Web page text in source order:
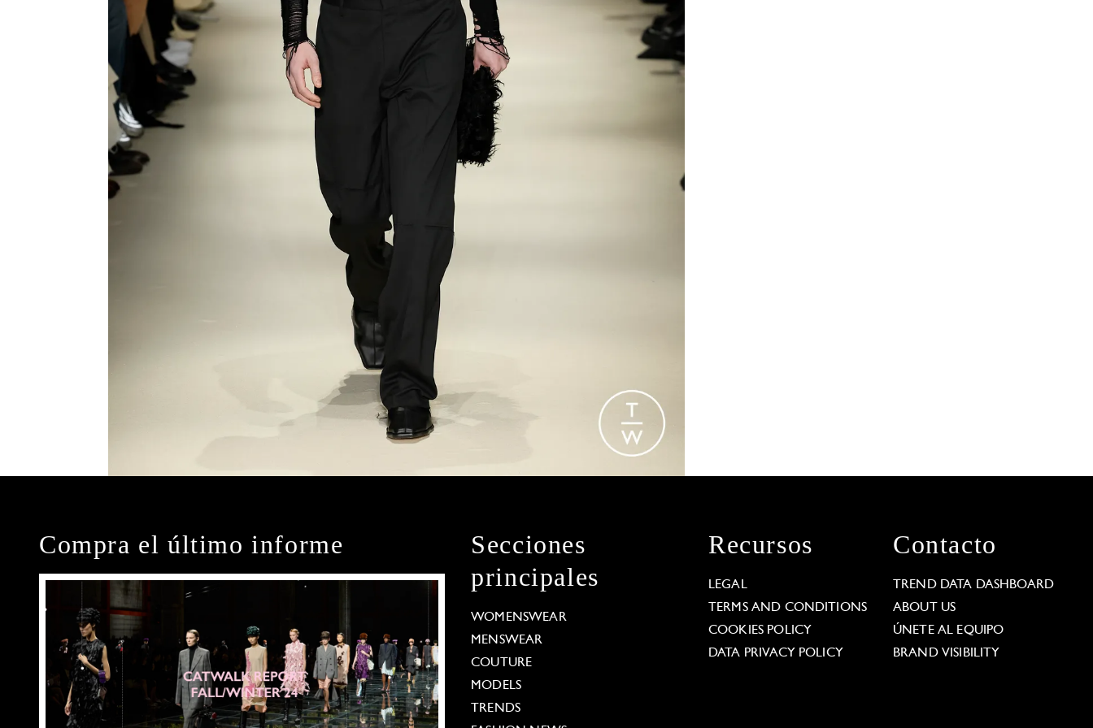
Compra el último informe
Secciones
principales
WOMENSWEAR
MENSWEAR
COUTURE
MODELS
TRENDS
Recursos
LEGAL
TERMS AND CONDITIONS
COOKIES POLICY
DATA PRIVACY POLICY
Contacto
TREND DATA DASHBOARD
ABOUT US
ÚNETE AL EQUIPO
BRAND VISIBILITY